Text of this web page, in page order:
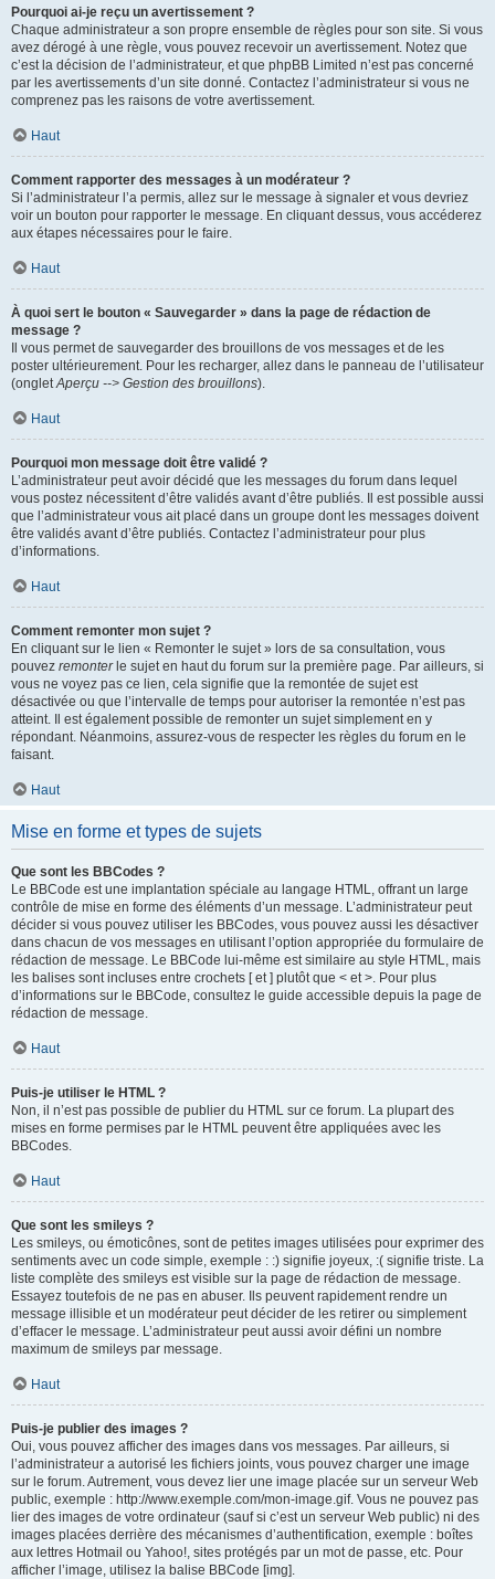
Pourquoi ai-je reçu un avertissement ?
Chaque administrateur a son propre ensemble de règles pour son site. Si vous
avez dérogé à une règle, vous pouvez recevoir un avertissement. Notez que
c’est la décision de l’administrateur, et que phpBB Limited n’est pas concerné
par les avertissements d’un site donné. Contactez l’administrateur si vous ne
comprenez pas les raisons de votre avertissement.
Haut
Comment rapporter des messages à un modérateur ?
Si l’administrateur l’a permis, allez sur le message à signaler et vous devriez
voir un bouton pour rapporter le message. En cliquant dessus, vous accéderez
aux étapes nécessaires pour le faire.
Haut
À quoi sert le bouton « Sauvegarder » dans la page de rédaction de
message ?
Il vous permet de sauvegarder des brouillons de vos messages et de les
poster ultérieurement. Pour les recharger, allez dans le panneau de l’utilisateur
(ongletAperçu --> Gestion des brouillons).
Haut
Pourquoi mon message doit être validé ?
L’administrateur peut avoir décidé que les messages du forum dans lequel
vous postez nécessitent d’être validés avant d’être publiés. Il est possible aussi
que l’administrateur vous ait placé dans un groupe dont les messages doivent
être validés avant d’être publiés. Contactez l’administrateur pour plus
d’informations.
Haut
Comment remonter mon sujet ?
En cliquant sur le lien « Remonter le sujet » lors de sa consultation, vous
pouvez remonterle sujet en haut du forum sur la première page. Par ailleurs, si
vous ne voyez pas ce lien, cela signifie que la remontée de sujet est
désactivée ou que l’intervalle de temps pour autoriser la remontée n’est pas
atteint. Il est également possible de remonter un sujet simplement en y
répondant. Néanmoins, assurez-vous de respecter les règles du forum en le
faisant.
Haut
Mise en forme et types de sujets
Que sont les BBCodes ?
Le BBCode est une implantation spéciale au langage HTML, offrant un large
contrôle de mise en forme des éléments d’un message. L’administrateur peut
décider si vous pouvez utiliser les BBCodes, vous pouvez aussi les désactiver
dans chacun de vos messages en utilisant l’option appropriée du formulaire de
rédaction de message. Le BBCode lui-même est similaire au style HTML, mais
les balises sont incluses entre crochets [ et ] plutôt que < et >. Pour plus
d’informations sur le BBCode, consultez le guide accessible depuis la page de
rédaction de message.
Haut
Puis-je utiliser le HTML ?
Non, il n’est pas possible de publier du HTML sur ce forum. La plupart des
mises en forme permises par le HTML peuvent être appliquées avec les
BBCodes.
Haut
Que sont les smileys ?
Les smileys, ou émoticônes, sont de petites images utilisées pour exprimer des
sentiments avec un code simple, exemple : :) signifie joyeux, :( signifie triste. La
liste complète des smileys est visible sur la page de rédaction de message.
Essayez toutefois de ne pas en abuser. Ils peuvent rapidement rendre un
message illisible et un modérateur peut décider de les retirer ou simplement
d’effacer le message. L’administrateur peut aussi avoir défini un nombre
maximum de smileys par message.
Haut
Puis-je publier des images ?
Oui, vous pouvez afficher des images dans vos messages. Par ailleurs, si
l’administrateur a autorisé les fichiers joints, vous pouvez charger une image
sur le forum. Autrement, vous devez lier une image placée sur un serveur Web
public, exemple : http://www.exemple.com/mon-image.gif. Vous ne pouvez pas
lier des images de votre ordinateur (sauf si c’est un serveur Web public) ni des
images placées derrière des mécanismes d’authentification, exemple : boîtes
aux lettres Hotmail ou Yahoo!, sites protégés par un mot de passe, etc. Pour
afficher l’image, utilisez la balise BBCode [img].